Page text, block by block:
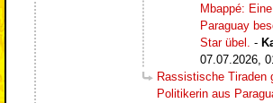
Mbappé:
Paraguay
Star übel. -
07.07.2026,
Rassistische Tiraden
Politikerin aus